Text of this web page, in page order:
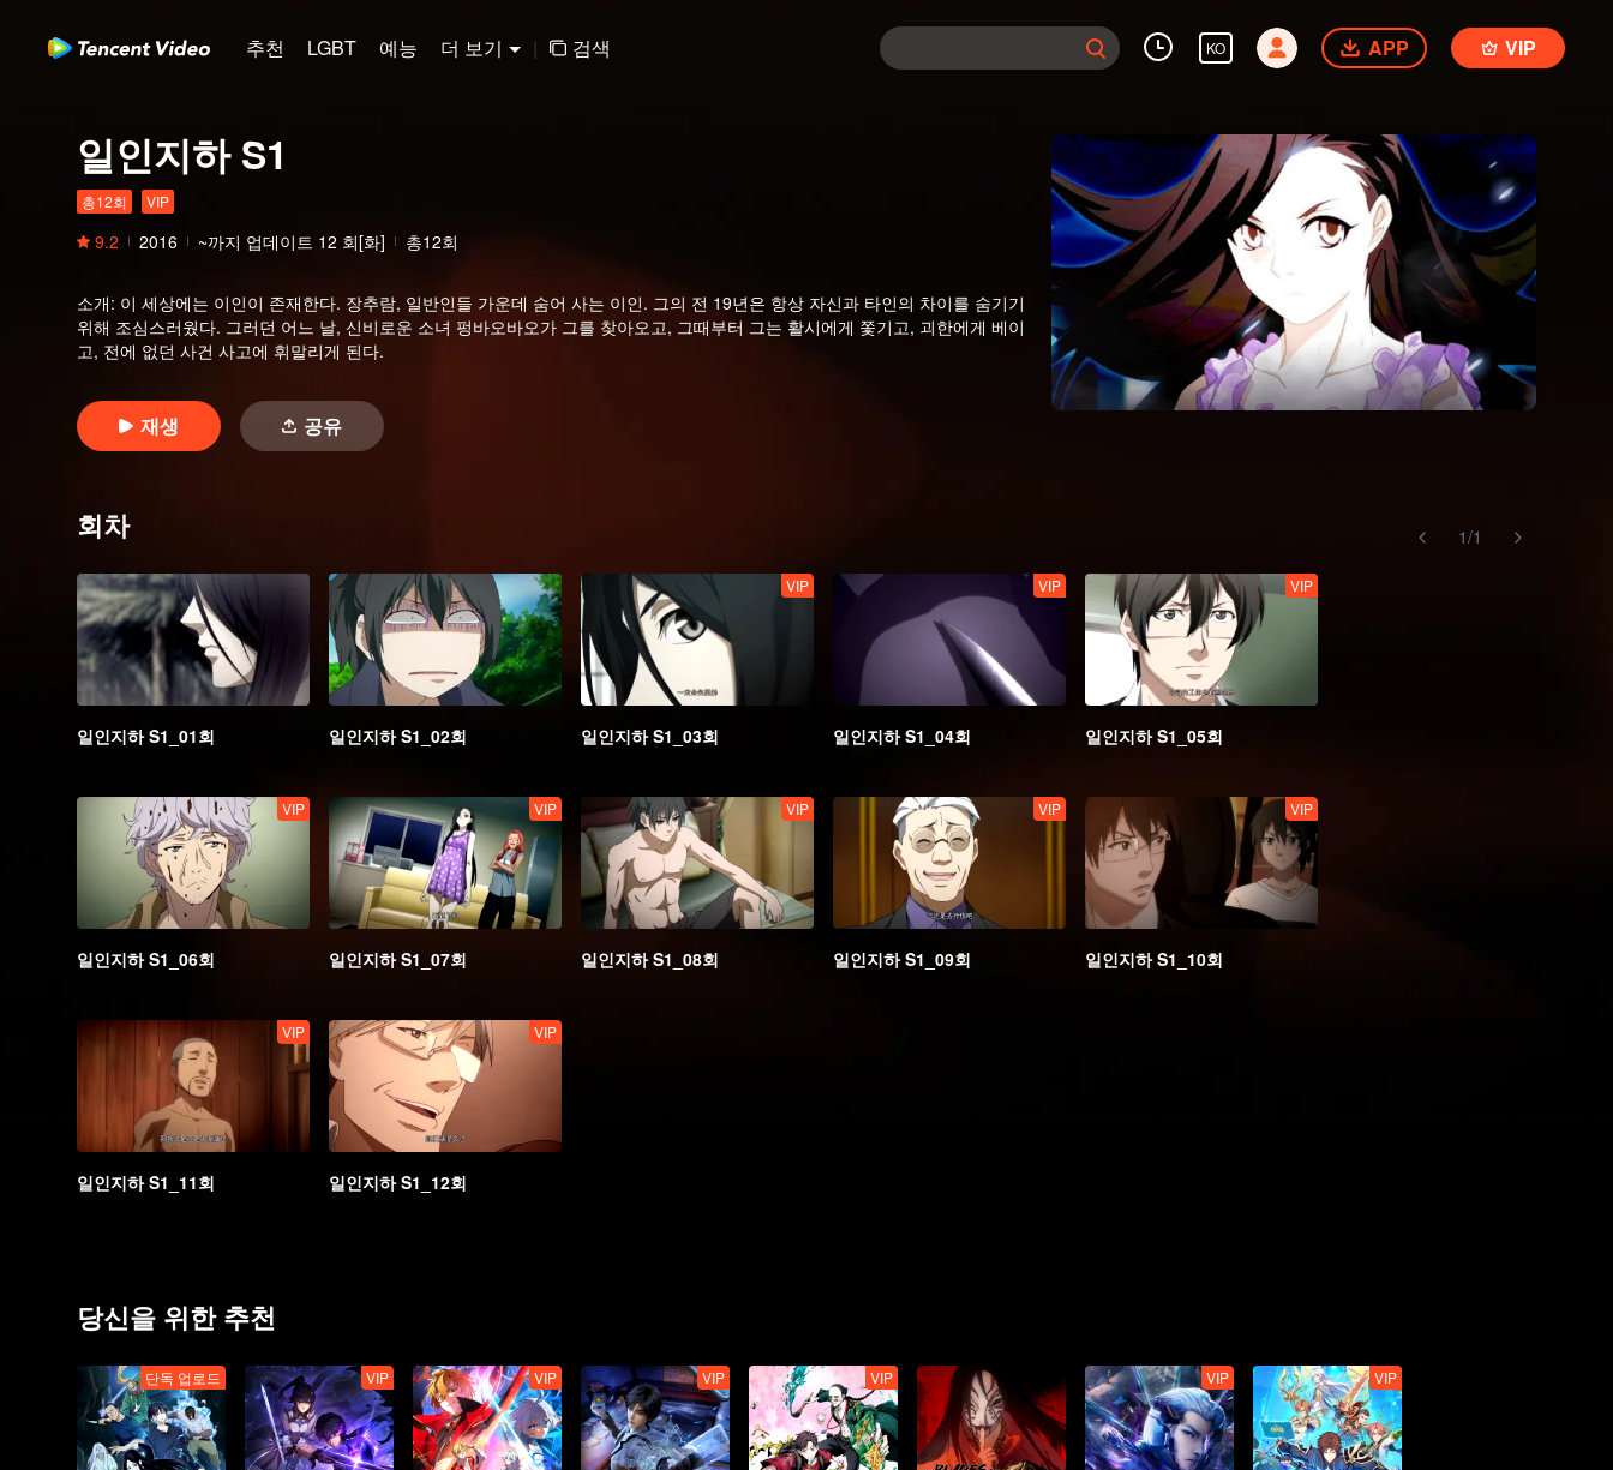
추천 LGBT 예능 더 보기 | 검색 KO APP VIP
일인지하 S1
총12회 VIP
9.2 2016 ~까지 업데이트 12 회[화] 총12회
소개: 이 세상에는 이인이 존재한다. 장추람, 일반인들 가운데 숨어 사는 이인. 그의 전 19년은 항상 자신과 타인의 차이를 숨기기
위해 조심스러웠다. 그러던 어느 날, 신비로운 소녀 펑바오바오가 그를 찾아오고, 그때부터 그는 활시에게 쫓기고, 괴한에게 베이
고, 전에 없던 사건 사고에 휘말리게 된다.
재생 공유
회차 1/1
일인지하 S1_01회 일인지하 S1_02회
VIP
일인지하 S1_03회
VIP
일인지하 S1_04회
VIP
일인지하 S1_05회
VIP
일인지하 S1_06회
VIP
일인지하 S1_07회
VIP
일인지하 S1_08회
VIP
일인지하 S1_09회
VIP
일인지하 S1_10회
VIP
일인지하 S1_11회
VIP
일인지하 S1_12회
당신을 위한 추천
단독 업로드 VIP VIP VIP VIP VIP VIP